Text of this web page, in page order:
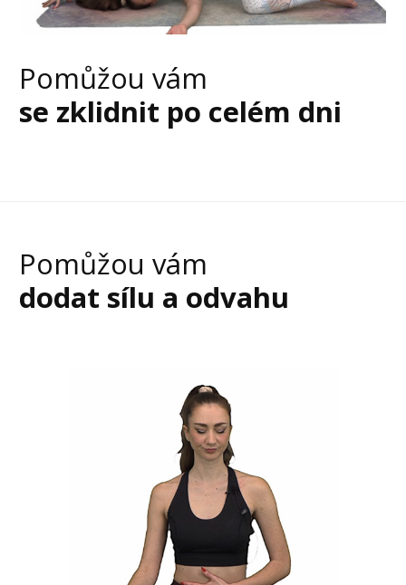
Pomůžou vám
se zklidnit po celém dni
Pomůžou vám
dodat sílu a odvahu